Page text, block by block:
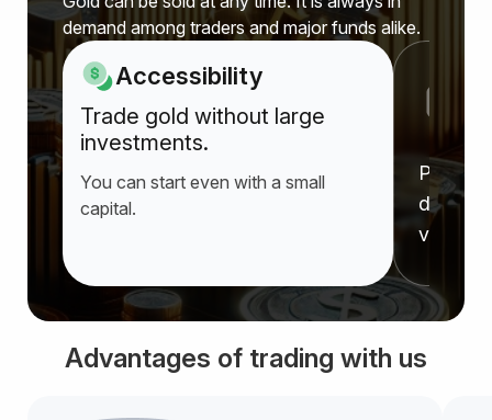
demand among traders and major funds alike.
Accessibility
Trade gold without large
investments.
You can start even with a small
capital.
Prices
value
Advantages of trading with us